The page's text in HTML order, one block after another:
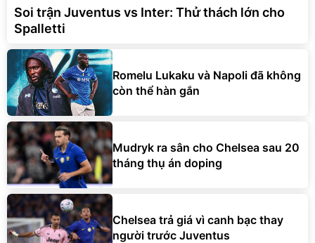
Soi trận Juventus vs Inter: Thử thách lớn cho
Spalletti
Romelu Lukaku và Napoli đã không
còn thể hàn gắn
Mudryk ra sân cho Chelsea sau 20
tháng thụ án doping
Chelsea trả giá vì canh bạc thay
người trước Juventus